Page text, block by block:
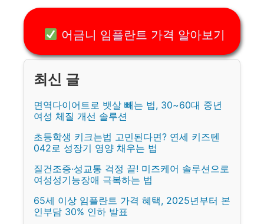
어금니 임플란트 가격 알아보기
면역다이어트로 뱃살 빼는 법, 30~60대 중년
여성 체질 개선 솔루션
초등학생 키크는법 고민된다면? 연세 키즈텐
042로 성장기 영양 채우는 법
질건조증·성교통 걱정 끝! 미즈케어 솔루션으로
여성성기능장애 극복하는 법
65세 이상 임플란트 가격 혜택, 2025년부터 본
인부담 30% 인하 발표